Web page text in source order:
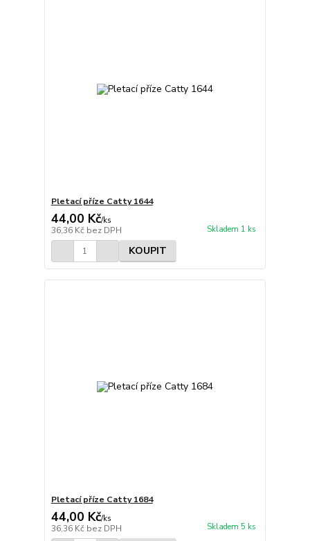
Pletací příze Catty 1644
44,00 Kč/ks
36,36 Kč bez DPH Skladem 1 ks
KOUPIT
Pletací příze Catty 1684
44,00 Kč/ks
36,36 Kč bez DPH Skladem 5 ks